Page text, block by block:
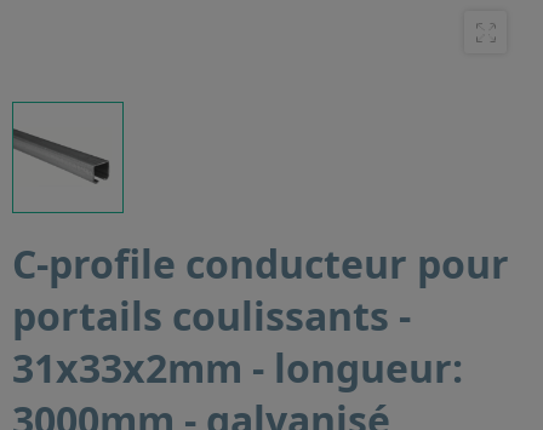
C-profile conducteur pour
portails coulissants -
31x33x2mm - longueur: